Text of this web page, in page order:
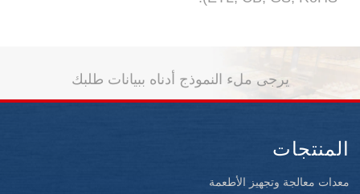
يرجى ملء النموذج أدناه ببيانات طلبك
المنتجات
معدات معالجة وتجهيز الأطعمة